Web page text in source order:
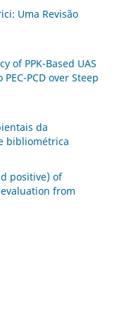
Uma Revisão
of PPK-Based UAS
PCD over Steep
da
bibliométrica
positive) of
from